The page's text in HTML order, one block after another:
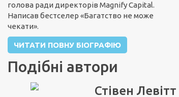
голова ради директорів Magnify Capital.
Написав бестселер «Багатство не може
чекати».
ЧИТАТИ ПОВНУ БІОГРАФІЮ
Подібні автори
Стівен Левітт